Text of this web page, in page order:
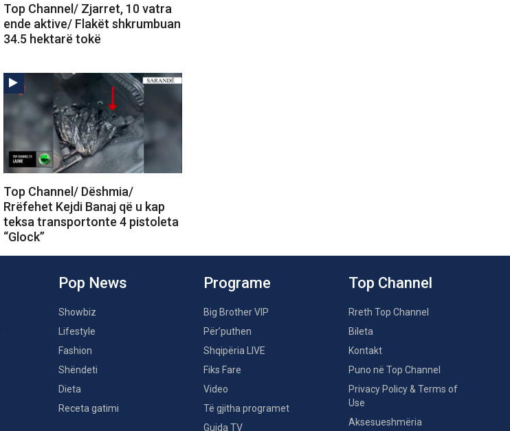
Top Channel/ Zjarret, 10 vatra
ende aktive/ Flakët shkrumbuan
34.5 hektarë tokë
Top Channel/ Dëshmia/
Rrëfehet Kejdi Banaj që u kap
teksa transportonte 4 pistoleta
“Glock”
Pop News
Showbiz
Lifestyle
Fashion
Shëndeti
Dieta
Receta gatimi
Programe
Big Brother VIP
Për’puthen
Shqipëria LIVE
Fiks Fare
Video
Të gjitha programet
Guida TV
Top Channel
Rreth Top Channel
Bileta
Kontakt
Puno në Top Channel
Privacy Policy & Terms of
Use
Aksesueshmëria